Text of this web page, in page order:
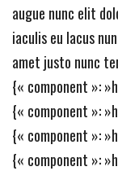
augue nunc elit
iaculis eu lacus
amet justo nunc
{« component »:
{« component »:
{« component »:
{« component »: